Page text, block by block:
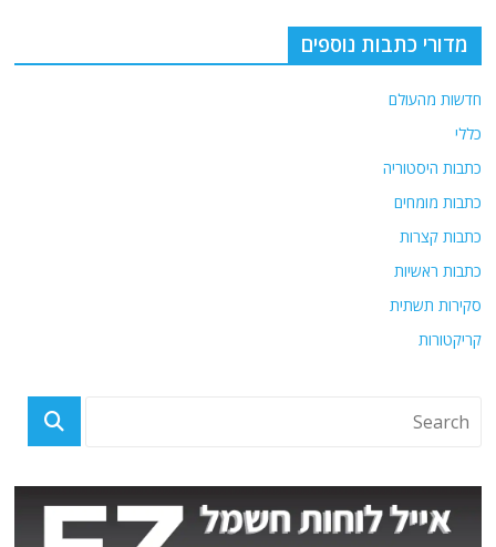
מדורי כתבות נוספים
חדשות מהעולם
כללי
כתבות היסטוריה
כתבות מומחים
כתבות קצרות
כתבות ראשיות
סקירות תשתית
קריקטורות